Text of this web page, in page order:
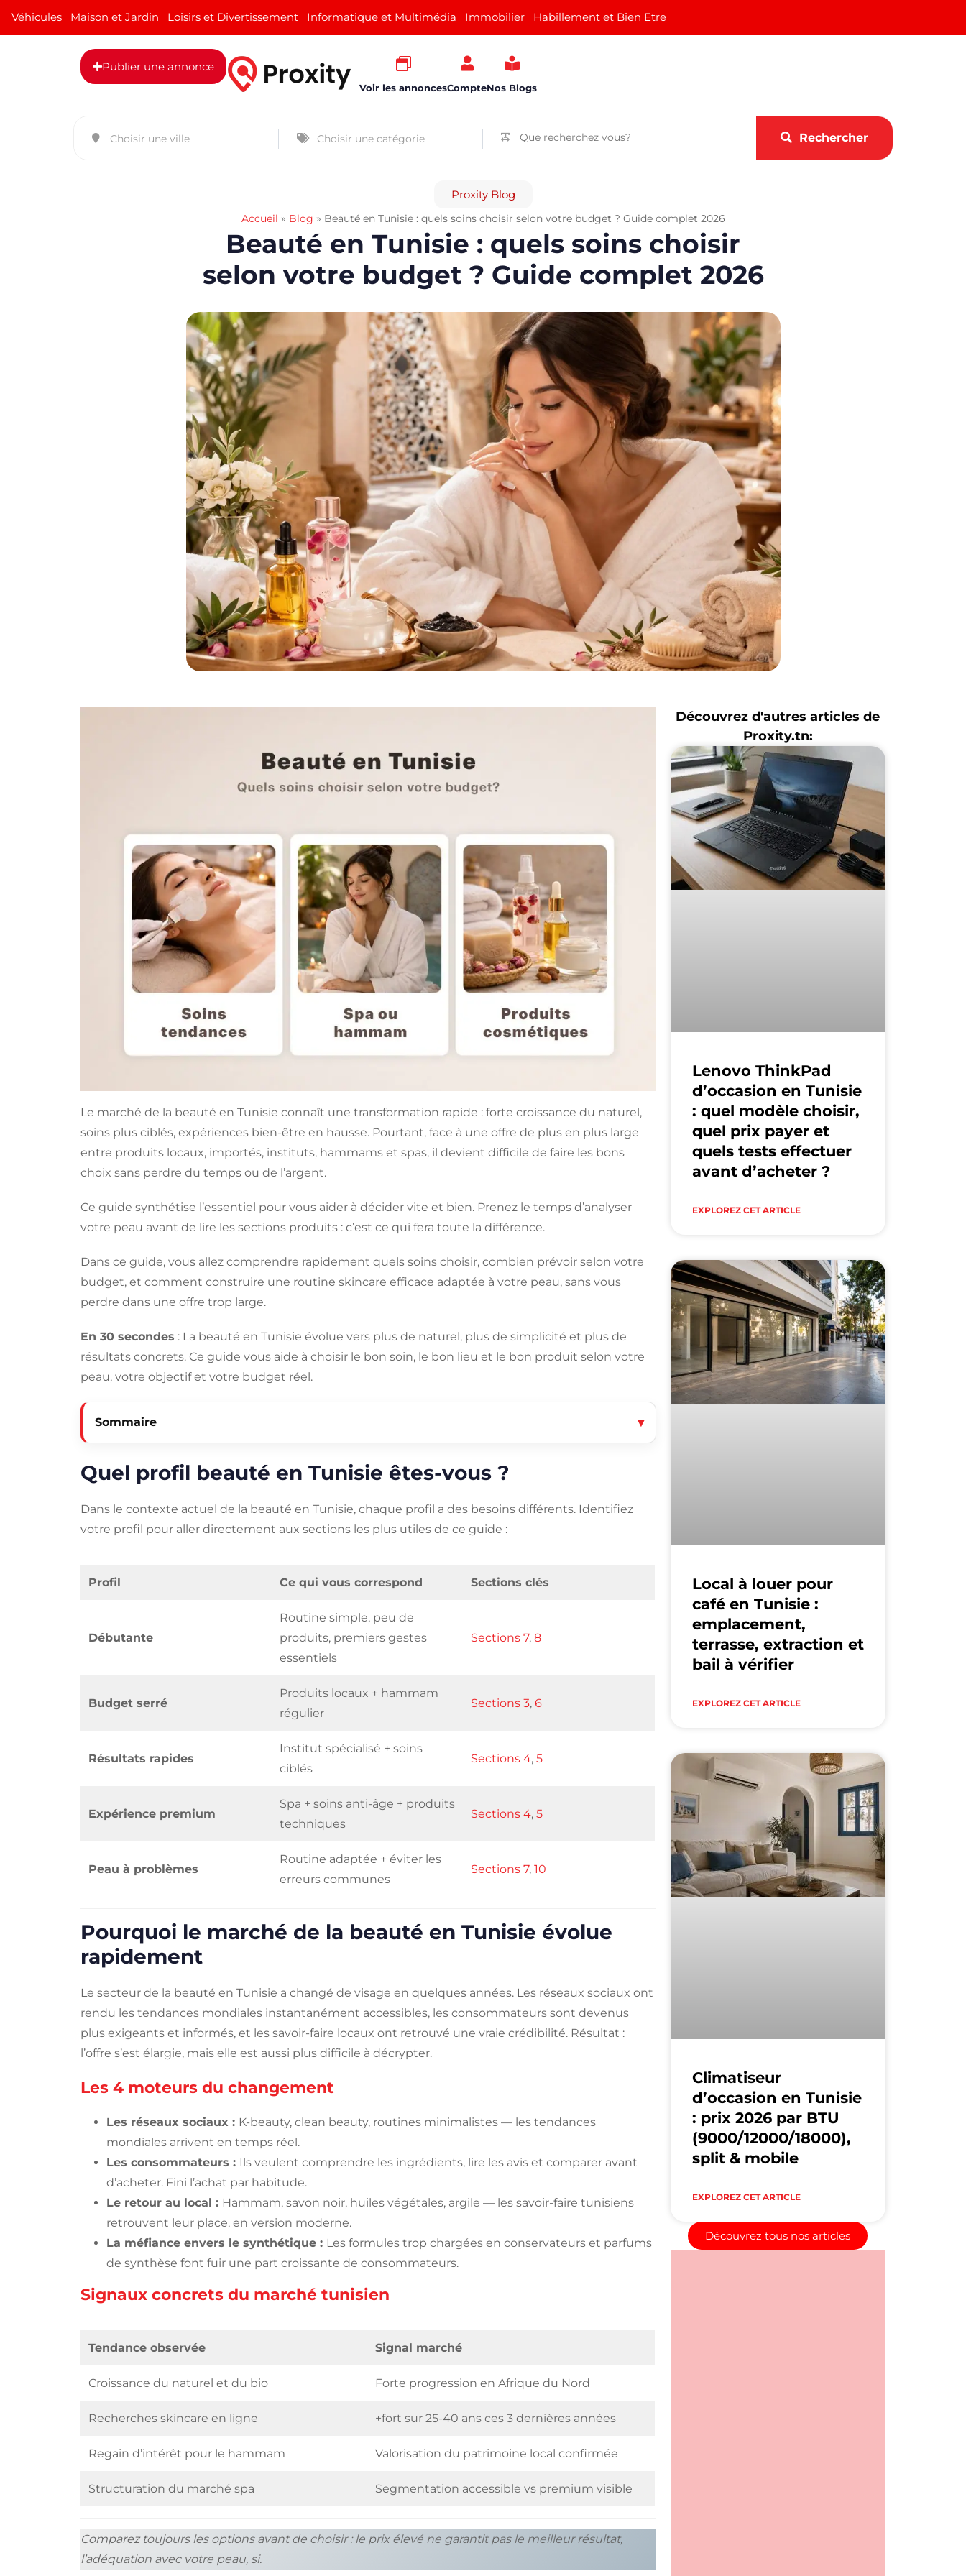
Véhicules Maison et Jardin Loisirs et Divertissement Informatique et Multimédia Immobilier Habillement et Bien Etre
Publier une annonce
Voir les annoncesCompteNos Blogs
Rechercher
Proxity Blog
Accueil » Blog » Beauté en Tunisie : quels soins choisir selon votre budget ? Guide complet 2026
Beauté en Tunisie : quels soins choisir
selon votre budget ? Guide complet 2026
Le marché de la beauté en Tunisie connaît une transformation rapide : forte croissance du naturel,
soins plus ciblés, expériences bien-être en hausse. Pourtant, face à une offre de plus en plus large
entre produits locaux, importés, instituts, hammams et spas, il devient difficile de faire les bons
choix sans perdre du temps ou de l’argent.
Ce guide synthétise l’essentiel pour vous aider à décider vite et bien. Prenez le temps d’analyser
votre peau avant de lire les sections produits : c’est ce qui fera toute la différence.
Dans ce guide, vous allez comprendre rapidement quels soins choisir, combien prévoir selon votre
budget, et comment construire une routine skincare efficace adaptée à votre peau, sans vous
perdre dans une offre trop large.
En 30 secondes : La beauté en Tunisie évolue vers plus de naturel, plus de simplicité et plus de
résultats concrets. Ce guide vous aide à choisir le bon soin, le bon lieu et le bon produit selon votre
peau, votre objectif et votre budget réel.
Sommaire
Quel profil beauté en Tunisie êtes-vous ?
Dans le contexte actuel de la beauté en Tunisie, chaque profil a des besoins différents. Identifiez
votre profil pour aller directement aux sections les plus utiles de ce guide :
Profil Ce qui vous correspond Sections clés
Débutante
Routine simple, peu de
produits, premiers gestes
essentiels
Sections 7, 8
Budget serré
Produits locaux + hammam
régulier
Sections 3, 6
Résultats rapides
Institut spécialisé + soins
ciblés
Sections 4, 5
Expérience premium
Spa + soins anti-âge + produits
techniques
Sections 4, 5
Peau à problèmes
Routine adaptée + éviter les
erreurs communes
Sections 7, 10
Pourquoi le marché de la beauté en Tunisie évolue
rapidement
Le secteur de la beauté en Tunisie a changé de visage en quelques années. Les réseaux sociaux ont
rendu les tendances mondiales instantanément accessibles, les consommateurs sont devenus
plus exigeants et informés, et les savoir-faire locaux ont retrouvé une vraie crédibilité. Résultat :
l’offre s’est élargie, mais elle est aussi plus difficile à décrypter.
Les 4 moteurs du changement
Les réseaux sociaux : K-beauty, clean beauty, routines minimalistes — les tendances
mondiales arrivent en temps réel.
Les consommateurs : Ils veulent comprendre les ingrédients, lire les avis et comparer avant
d’acheter. Fini l’achat par habitude.
Le retour au local : Hammam, savon noir, huiles végétales, argile — les savoir-faire tunisiens
retrouvent leur place, en version moderne.
La méfiance envers le synthétique : Les formules trop chargées en conservateurs et parfums
de synthèse font fuir une part croissante de consommateurs.
Signaux concrets du marché tunisien
Tendance observée Signal marché
Croissance du naturel et du bio Forte progression en Afrique du Nord
Recherches skincare en ligne +fort sur 25-40 ans ces 3 dernières années
Regain d’intérêt pour le hammam Valorisation du patrimoine local confirmée
Structuration du marché spa Segmentation accessible vs premium visible
Comparez toujours les options avant de choisir : le prix élevé ne garantit pas le meilleur résultat,
l’adéquation avec votre peau, si.
Découvrez d'autres articles de
Proxity.tn:
Lenovo ThinkPad
d’occasion en Tunisie
: quel modèle choisir,
quel prix payer et
quels tests effectuer
avant d’acheter ?
EXPLOREZ CET ARTICLE
Local à louer pour
café en Tunisie :
emplacement,
terrasse, extraction et
bail à vérifier
EXPLOREZ CET ARTICLE
Climatiseur
d’occasion en Tunisie
: prix 2026 par BTU
(9000/12000/18000),
split & mobile
EXPLOREZ CET ARTICLE
Découvrez tous nos articles